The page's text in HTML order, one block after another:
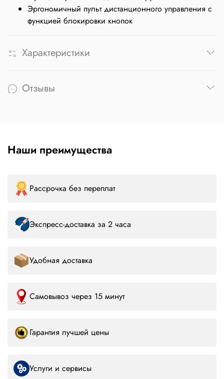
Эргономичный пульт дистанционного управления с
функцией блокировки кнопок
Характеристики
Отзывы
Наши преимущества
Рассрочка без переплат
Экспресс-доставка за 2 часа
Удобная доставка
Самовывоз через 15 минут
Гарантия лучшей цены
Услуги и сервисы